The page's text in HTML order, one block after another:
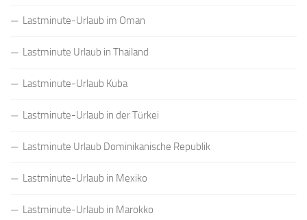
Lastminute-Urlaub im Oman
Lastminute Urlaub in Thailand
Lastminute-Urlaub Kuba
Lastminute-Urlaub in der Türkei
Lastminute Urlaub Dominikanische Republik
Lastminute-Urlaub in Mexiko
Lastminute-Urlaub in Marokko